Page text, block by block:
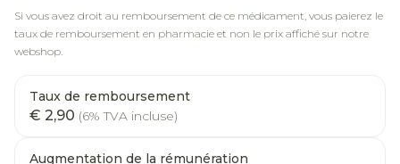
Si vous avez droit au remboursement de ce médicament, vous paierez le
taux de remboursement en pharmacie et non le prix affiché sur notre
webshop.
Taux de remboursement
€ 2,90 (6% TVA incluse)
Augmentation de la rémunération